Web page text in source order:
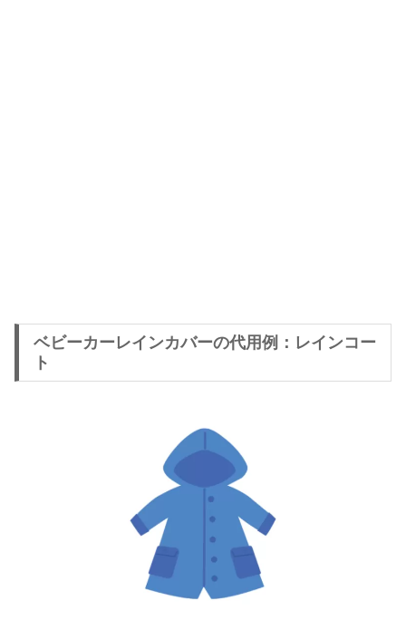
ベビーカーレインカバーの代用例：レインコー
ト